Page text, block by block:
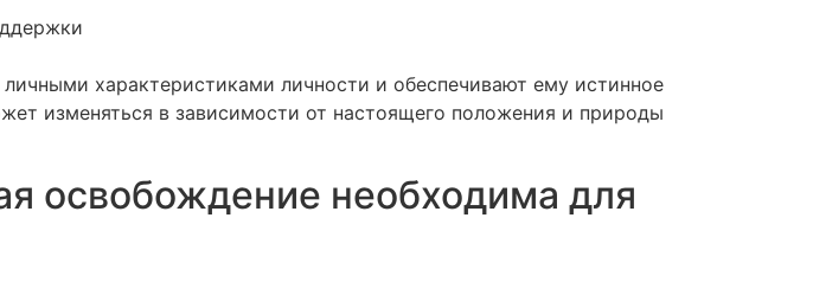
характеристиками личности и обеспечивают ему истинное
изменяться в зависимости от настоящего положения и природы
освобождение необходима для